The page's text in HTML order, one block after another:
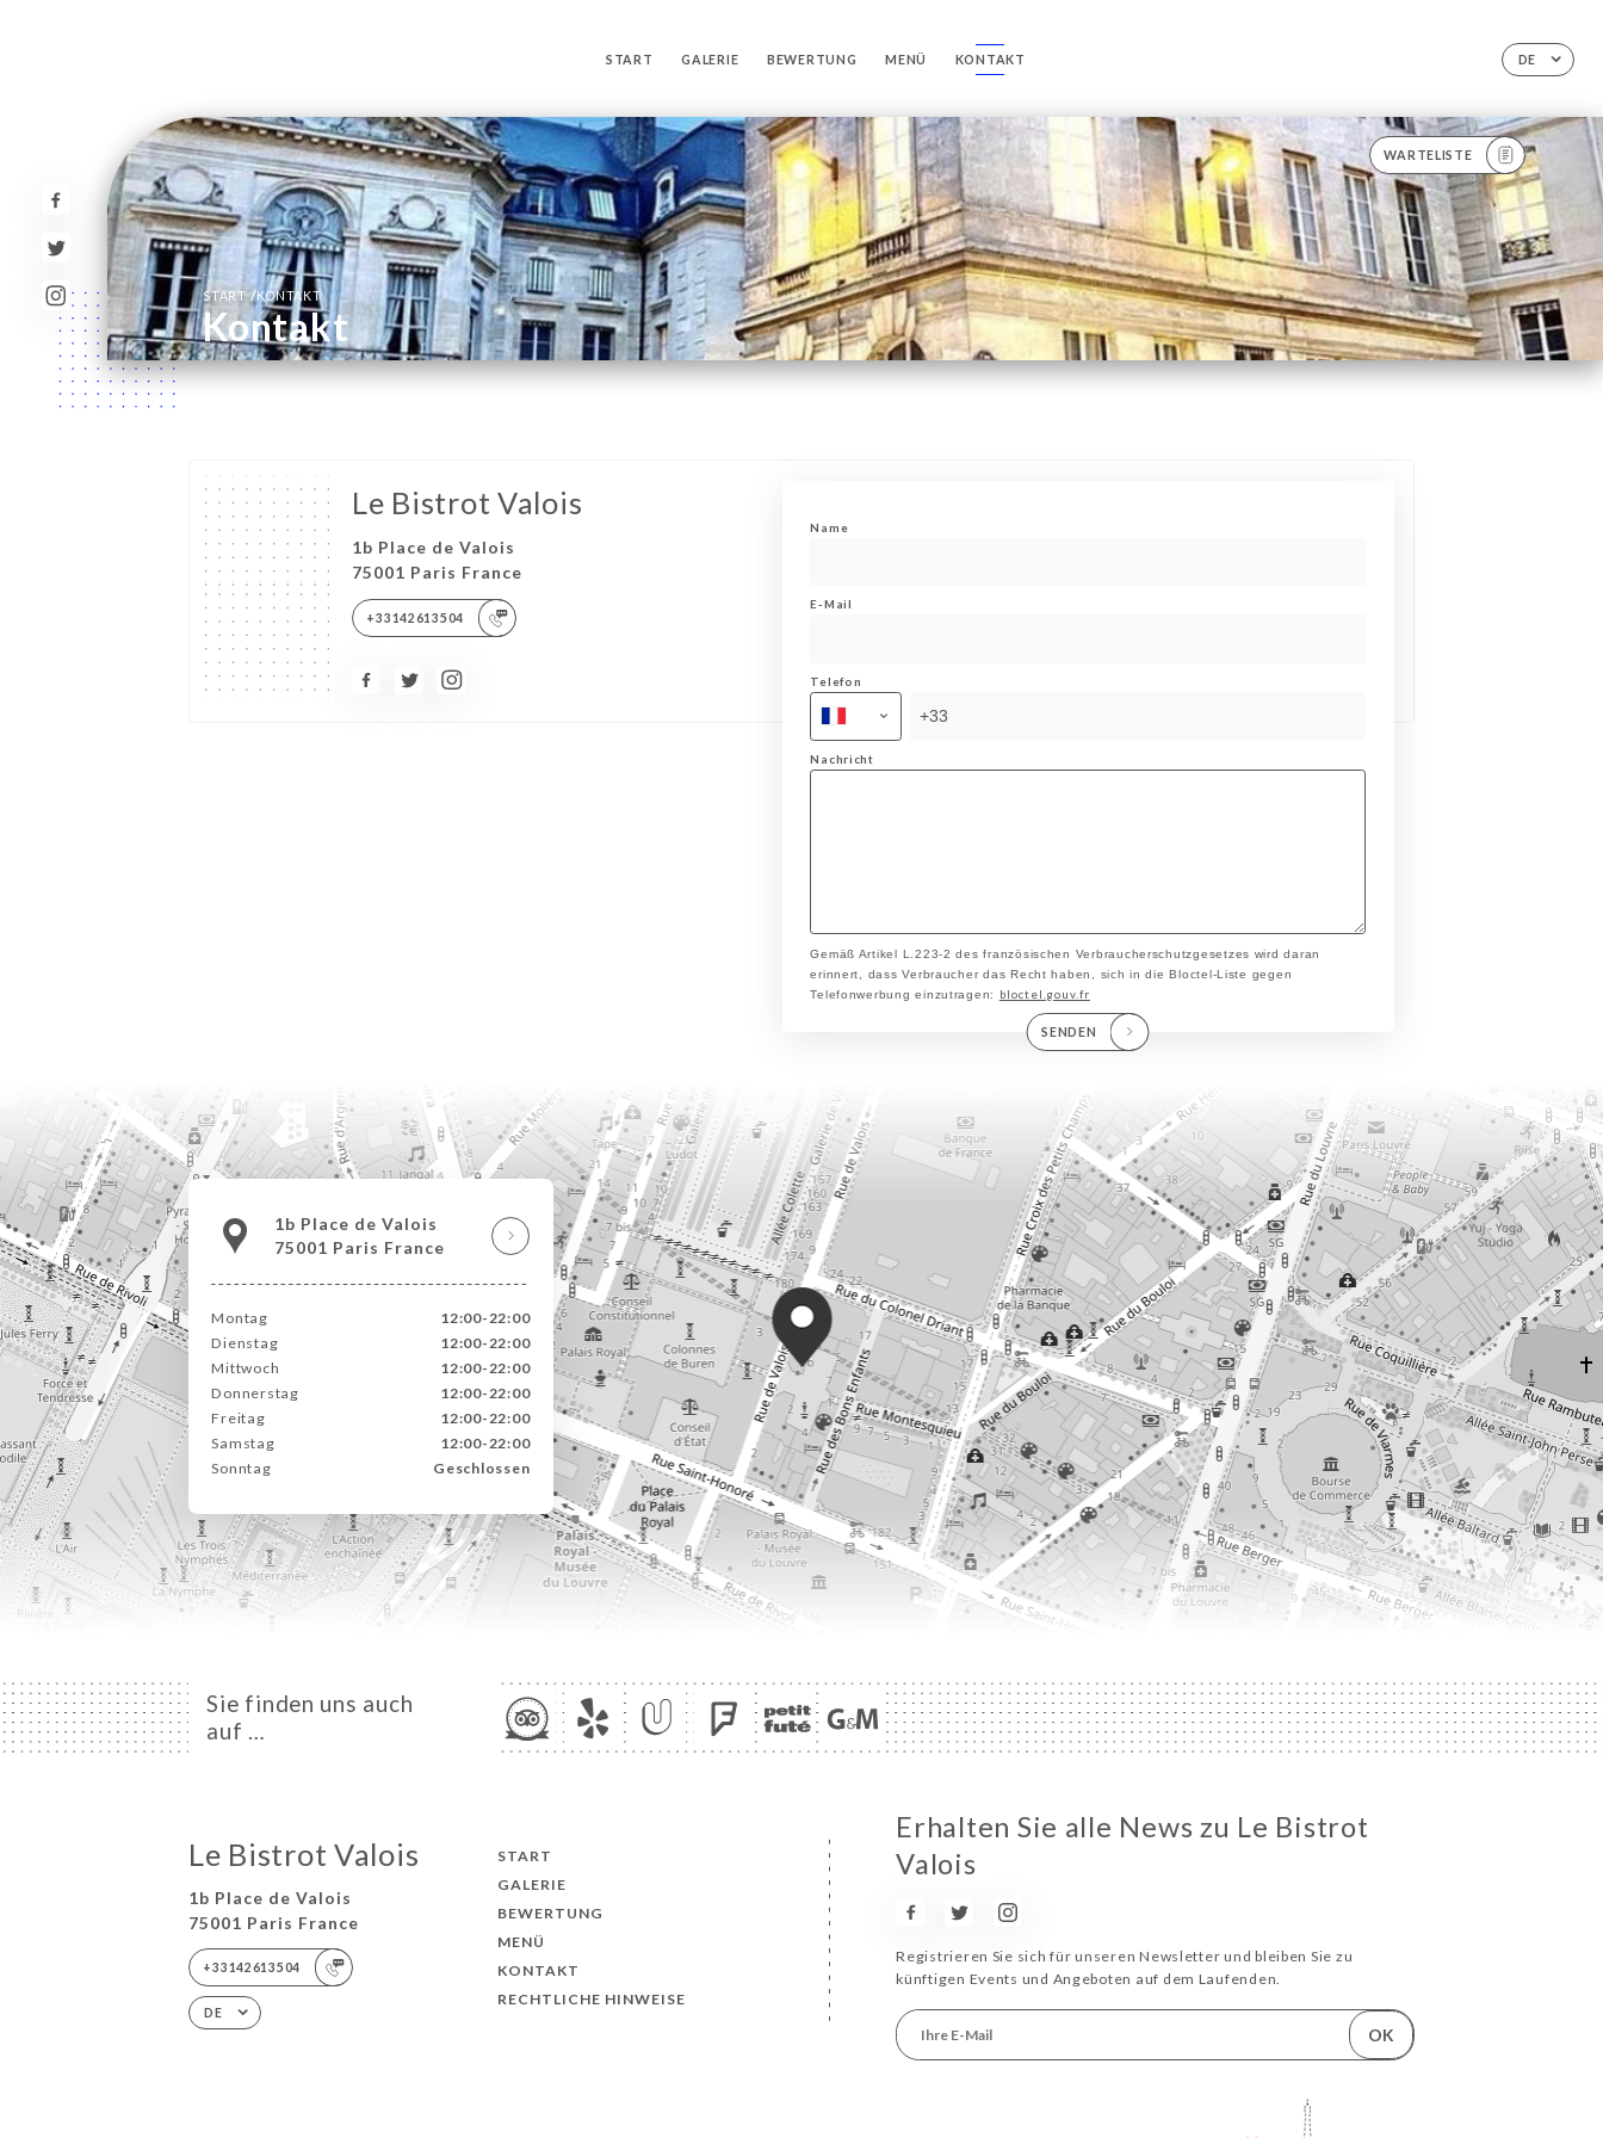
DE
START GALERIE BEWERTUNG MENÜ KONTAKT
WARTELISTE
START/KONTAKT
Kontakt
Le Bistrot Valois
1b Place de Valois
75001 Paris France
+33142613504
Name
E-Mail
Telefon
Nachricht
Gemäß Artikel L.223-2 des französischen Verbraucherschutzgesetzes wird daran
erinnert, dass Verbraucher das Recht haben, sich in die Bloctel-Liste gegen
Telefonwerbung einzutragen:
bloctel.gouv.fr
SENDEN
1b Place de Valois
75001 Paris France
Montag
12:00-22:00
Dienstag
12:00-22:00
Mittwoch
12:00-22:00
Donnerstag
12:00-22:00
Freitag
12:00-22:00
Samstag
12:00-22:00
Sonntag
Geschlossen
Sie finden uns auch
auf …
Le Bistrot Valois
1b Place de Valois
75001 Paris France
+33142613504
DE
START
GALERIE
BEWERTUNG
MENÜ
KONTAKT
RECHTLICHE HINWEISE
Erhalten Sie alle News zu Le Bistrot
Valois
Registrieren Sie sich für unseren Newsletter und bleiben Sie zu
künftigen Events und Angeboten auf dem Laufenden.
OK